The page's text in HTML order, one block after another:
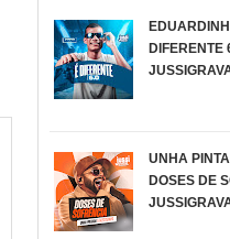
DIFERENTE
UNHA
DOSES DE